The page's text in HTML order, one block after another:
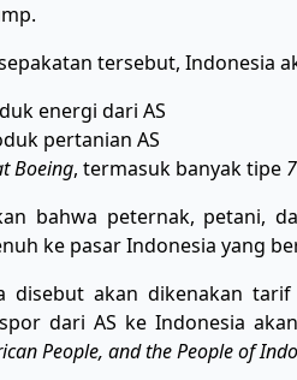
tersebut, Indonesia
energi dari AS
pertanian AS
Boeing, termasuk banyak tipe
bahwa peternak, petani,
ke pasar Indonesia yang
disebut akan dikenakan tarif
dari AS ke Indonesia akan
People, and the People of